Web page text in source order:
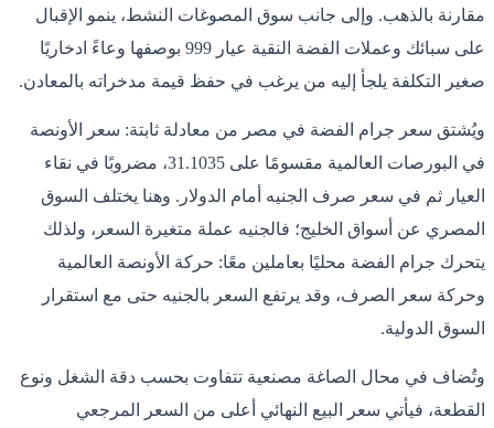
مقارنة بالذهب. وإلى جانب سوق المصوغات النشط، ينمو الإقبال
على سبائك وعملات الفضة النقية عيار 999 بوصفها وعاءً ادخاريًا
صغير التكلفة يلجأ إليه من يرغب في حفظ قيمة مدخراته بالمعادن.
ويُشتق سعر جرام الفضة في مصر من معادلة ثابتة: سعر الأونصة
في البورصات العالمية مقسومًا على 31.1035، مضروبًا في نقاء
العيار ثم في سعر صرف الجنيه أمام الدولار. وهنا يختلف السوق
المصري عن أسواق الخليج؛ فالجنيه عملة متغيرة السعر، ولذلك
يتحرك جرام الفضة محليًا بعاملين معًا: حركة الأونصة العالمية
وحركة سعر الصرف، وقد يرتفع السعر بالجنيه حتى مع استقرار
السوق الدولية.
وتُضاف في محال الصاغة مصنعية تتفاوت بحسب دقة الشغل ونوع
القطعة، فيأتي سعر البيع النهائي أعلى من السعر المرجعي